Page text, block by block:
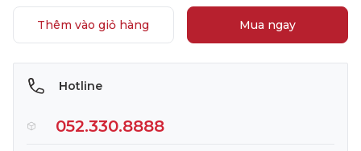
Thêm vào giỏ hàng Mua ngay
Hotline
052.330.8888